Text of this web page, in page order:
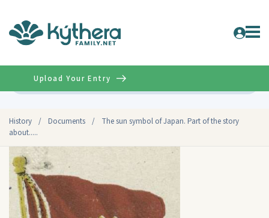
History / Documents /
The sun symbol of Japan. Part of the story
about.....
Upload Your Entry